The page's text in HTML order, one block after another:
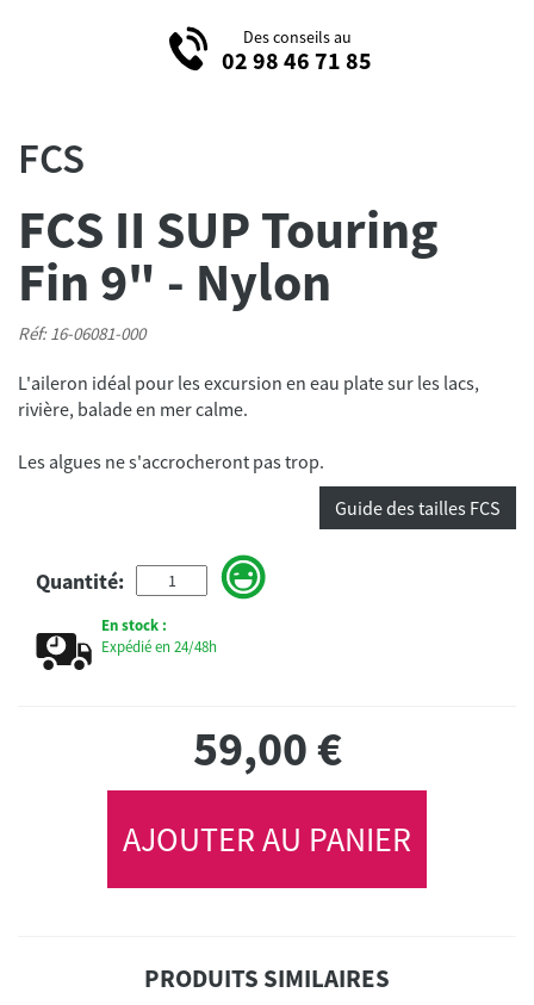
Des conseils au
02 98 46 71 85
FCS
FCS II SUP Touring
Fin 9" - Nylon
Réf: 16-06081-000
L'aileron idéal pour les excursion en eau plate sur les lacs,
rivière, balade en mer calme.
Les algues ne s'accrocheront pas trop.
Guide des tailles FCS
Quantité:
En stock :
Expédié en 24/48h
59,00€
AJOUTER AU PANIER
PRODUITS SIMILAIRES